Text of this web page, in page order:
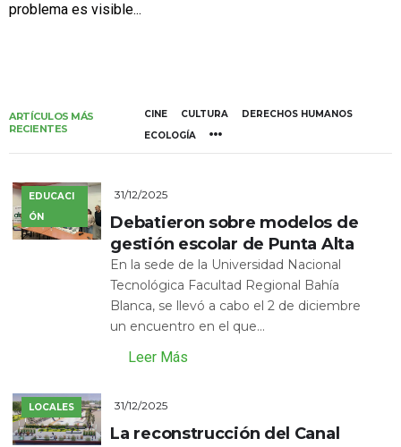
problema es visible...
ARTÍCULOS MÁS
RECIENTES
CINE CULTURA
DERECHOS HUMANOS
ECOLOGÍA
EDUCACI
ÓN
31/12/2025
Debatieron sobre modelos de
gestión escolar de Punta Alta
En la sede de la Universidad Nacional
Tecnológica Facultad Regional Bahía
Blanca, se llevó a cabo el 2 de diciembre
un encuentro en el que...
Leer Más
LOCALES 31/12/2025
La reconstrucción del Canal